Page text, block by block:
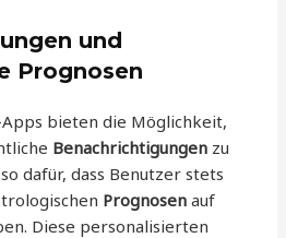
und
Prognosen
bieten die Möglichkeit,
Benachrichtigungen zu
dafür, dass Benutzer stets
Prognosen auf
Diese personalisierten